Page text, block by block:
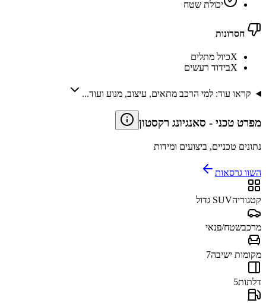
יכולת שטח
חסרונות
Xכיול מתלים
Xבידוד רעשים
קראו עוד: למי הרכב מתאים, עיצוב, מנוע ועוד...
מפרט טכני - סאנגיונג רקסטון
נתונים טכניים, ביצועים ומידות
השוו גרסאות
קטגוריהSUV גדול
מרכבשטח/פנאי
מקומות ישיבה7
דלתות5